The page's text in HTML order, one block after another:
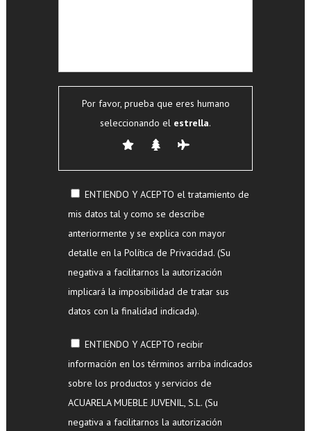
Por favor, prueba que eres humano
seleccionando el estrella.
ENTIENDO Y ACEPTO el tratamiento de
mis datos tal y como se describe
anteriormente y se explica con mayor
detalle en la Política de Privacidad. (Su
negativa a facilitarnos la autorización
implicará la imposibilidad de tratar sus
datos con la finalidad indicada).
ENTIENDO Y ACEPTO recibir
información en los términos arriba indicados
sobre los productos y servicios de
ACUARELA MUEBLE JUVENIL, S.L. (Su
negativa a facilitarnos la autorización